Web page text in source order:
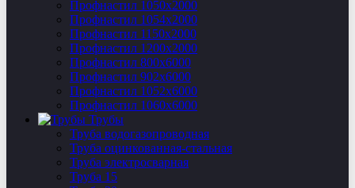
Профнастил 1050х2000
Профнастил 1054х2000
Профнастил 1150х2000
Профнастил 1200х2000
Профнастил 800х6000
Профнастил 902х6000
Профнастил 1052х6000
Профнастил 1060х6000
Трубы
Труба водогазопроводная
Труба оцинкованная-стальная
Труба электросварная
Труба 15